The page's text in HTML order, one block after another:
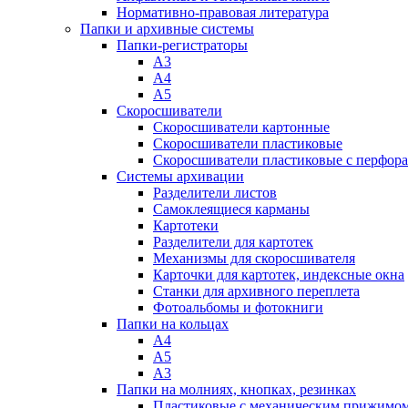
Нормативно-правовая литература
Папки и архивные системы
Папки-регистраторы
А3
А4
А5
Скоросшиватели
Скоросшиватели картонные
Скоросшиватели пластиковые
Скоросшиватели пластиковые с
Системы архивации
Разделители листов
Самоклеящиеся карманы
Картотеки
Разделители для картотек
Механизмы для скоросшивателя
Карточки для картотек, индексные окна
Станки для архивного переплета
Фотоальбомы и фотокниги
Папки на кольцах
А4
А5
А3
Папки на молниях, кнопках, резинках